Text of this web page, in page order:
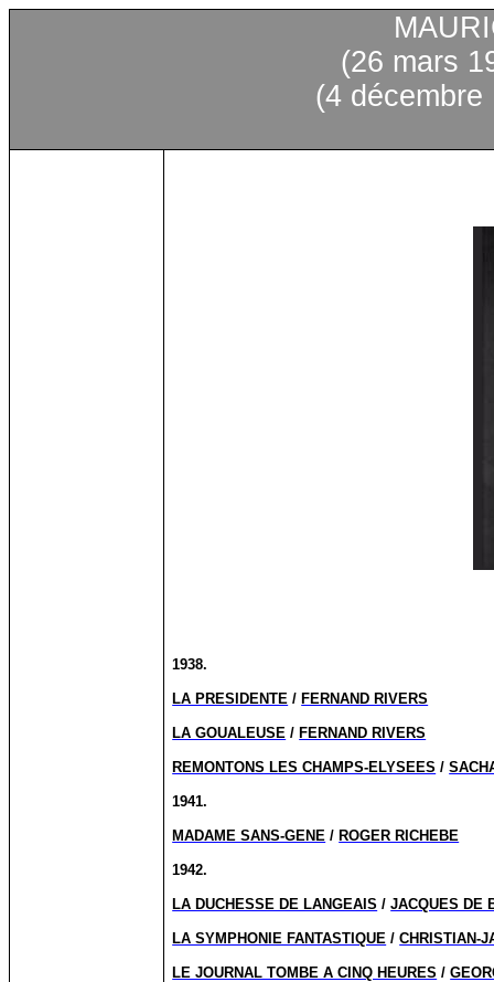
(26 mars
(4 décembre
1938.
LA PRESIDENTE / FERNAND RIVERS
LA GOUALEUSE / FERNAND RIVERS
REMONTONS LES CHAMPS-ELYSEES /
1941.
MADAME SANS-GENE / ROGER RICHEBE
1942.
LA DUCHESSE DE LANGEAIS /JACQUES DE
LA SYMPHONIE FANTASTIQUE /CHRISTIAN-
LE JOURNAL TOMBE A CINQ HEURES /